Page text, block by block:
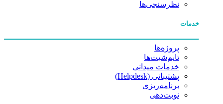
نظرسنجی‌ها
خدمات
پروژه‌ها
تایم‌شیت‌ها
خدمات میدانی
پشتیبانی (Helpdesk)
برنامه‌ریزی
نوبت‌دهی